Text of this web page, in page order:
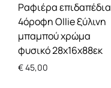
Ραφιέρα επιδαπέδια
4όροφη Ollie ξύλινη
μπαμπού χρώμα
φυσικό 28x16x88εκ
€45,00